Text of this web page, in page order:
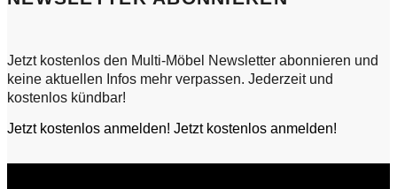
Jetzt kostenlos den Multi-Möbel Newsletter abonnieren und
keine aktuellen Infos mehr verpassen. Jederzeit und
kostenlos kündbar!
Jetzt kostenlos anmelden! Jetzt kostenlos anmelden!